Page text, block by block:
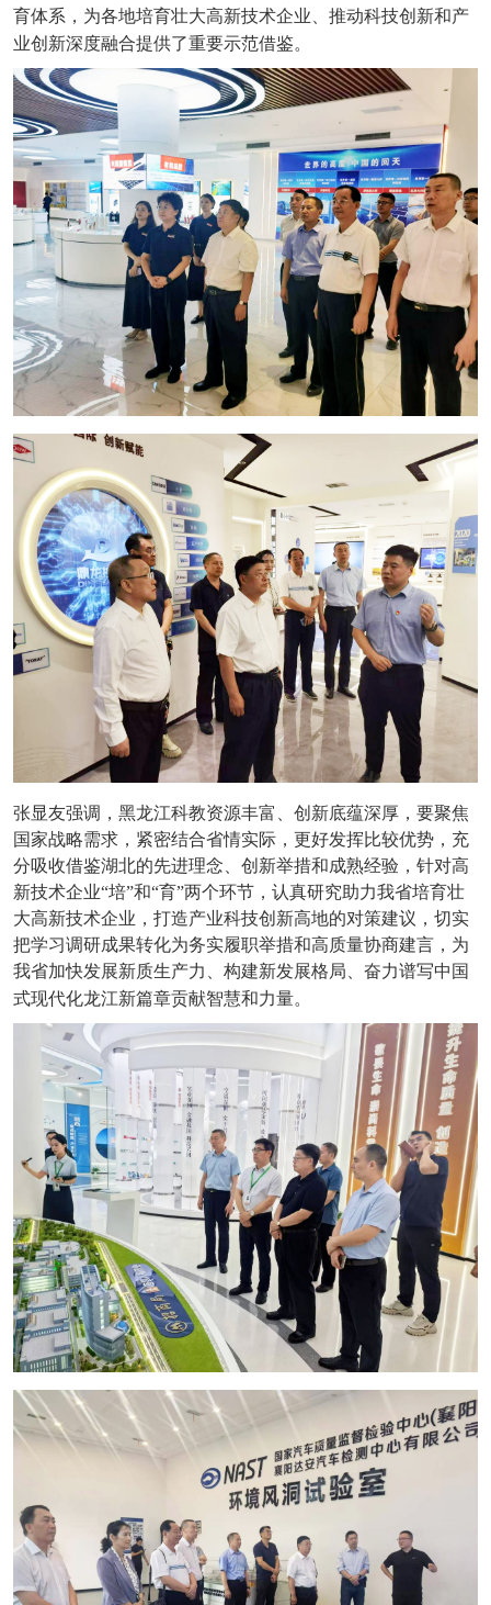
育体系，为各地培育壮大高新技术企业、推动科技创新和产
业创新深度融合提供了重要示范借鉴。
张显友强调，黑龙江科教资源丰富、创新底蕴深厚，要聚焦
国家战略需求，紧密结合省情实际，更好发挥比较优势，充
分吸收借鉴湖北的先进理念、创新举措和成熟经验，针对高
新技术企业“培”和“育”两个环节，认真研究助力我省培育壮
大高新技术企业，打造产业科技创新高地的对策建议，切实
把学习调研成果转化为务实履职举措和高质量协商建言，为
我省加快发展新质生产力、构建新发展格局、奋力谱写中国
式现代化龙江新篇章贡献智慧和力量。